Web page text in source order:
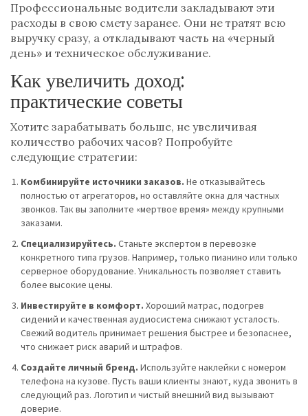
Профессиональные водители закладывают эти
расходы в свою смету заранее. Они не тратят всю
выручку сразу, а откладывают часть на «черный
день» и техническое обслуживание.
Как увеличить доход:
практические советы
Хотите зарабатывать больше, не увеличивая
количество рабочих часов? Попробуйте
следующие стратегии:
Комбинируйте источники заказов. Не отказывайтесь
полностью от агрегаторов, но оставляйте окна для частных
звонков. Так вы заполните «мертвое время» между крупными
заказами.
Специализируйтесь. Станьте экспертом в перевозке
конкретного типа грузов. Например, только пианино или только
серверное оборудование. Уникальность позволяет ставить
более высокие цены.
Инвестируйте в комфорт. Хороший матрас, подогрев
сидений и качественная аудиосистема снижают усталость.
Свежий водитель принимает решения быстрее и безопаснее,
что снижает риск аварий и штрафов.
Создайте личный бренд. Используйте наклейки с номером
телефона на кузове. Пусть ваши клиенты знают, куда звонить в
следующий раз. Логотип и чистый внешний вид вызывают
доверие.